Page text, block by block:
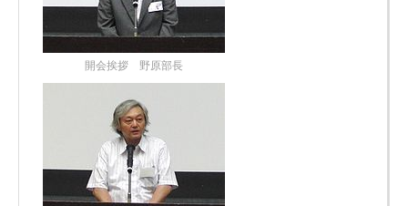
開会挨拶 野原部長